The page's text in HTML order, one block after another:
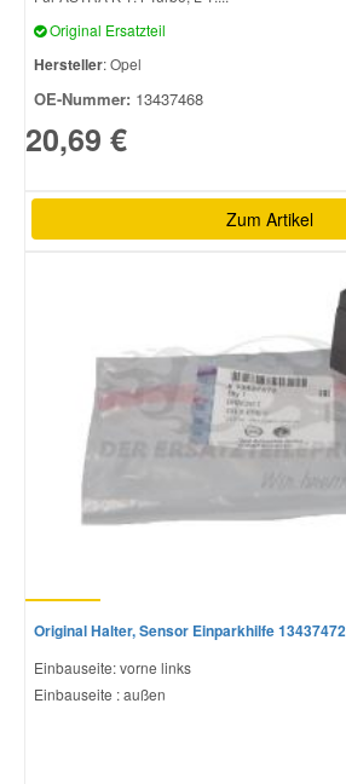
Original Ersatzteil
Hersteller: Opel
OE-Nummer: 13437468
20,69 €
Zum Artikel
Original Halter, Sensor Einparkhilfe 13437472
Einbauseite: vorne links
Einbauseite : außen